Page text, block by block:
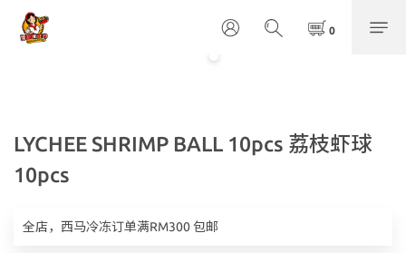
LYCHEE SHRIMP BALL 10pcs 荔枝虾球
10pcs
全店，西马冷冻订单满RM300 包邮